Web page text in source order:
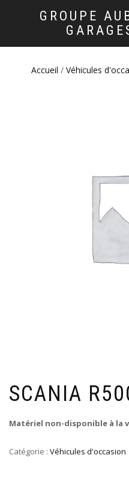
GROUPE
Accueil / Véhicules
SCANIA
Matériel non-disponible à la
Catégorie : Véhicules d'occasion